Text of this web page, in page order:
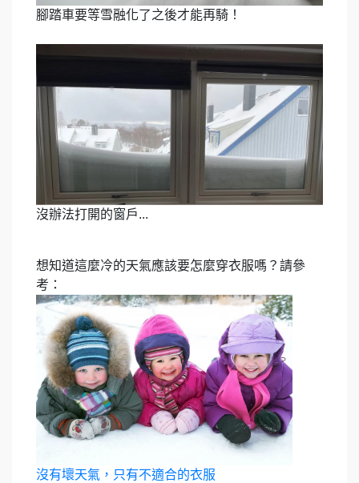
腳踏車要等雪融化了之後才能再騎！
沒辦法打開的窗戶...
想知道這麼冷的天氣應該要怎麼穿衣服嗎？請參
考：
沒有壞天氣，只有不適合的衣服